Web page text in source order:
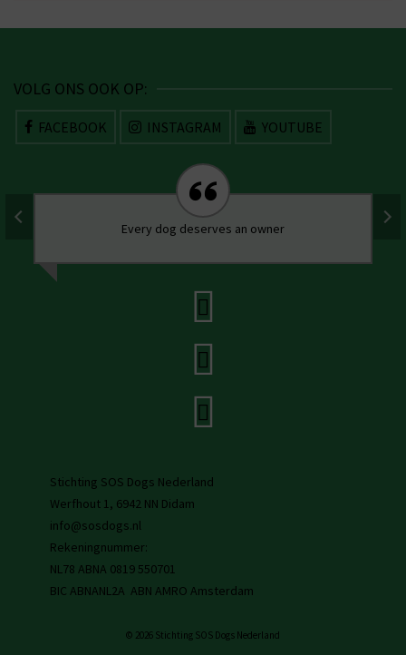
VOLG ONS OOK OP:
FACEBOOK INSTAGRAM YOUTUBE
Every dog deserves an owner
Stichting SOS Dogs Nederland
Werfhout 1, 6942 NN Didam
info@sosdogs.nl
Rekeningnummer:
NL78 ABNA 0819 550701
BIC ABNANL2A ABN AMRO Amsterdam
© 2026 Stichting SOS Dogs Nederland